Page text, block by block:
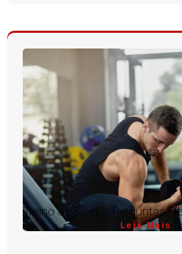
Treino de Bíceps: Perguntas
Leia Mais